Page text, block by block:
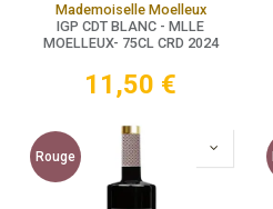
Mademoiselle Moelleux
IGP CDT BLANC - MLLE
MOELLEUX- 75CL CRD 2024
11,50 €
Rouge